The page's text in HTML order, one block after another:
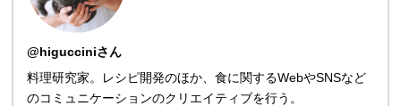
@higucciniさん
料理研究家。レシピ開発のほか、食に関するWebやSNSなど
のコミュニケーションのクリエイティブを行う。